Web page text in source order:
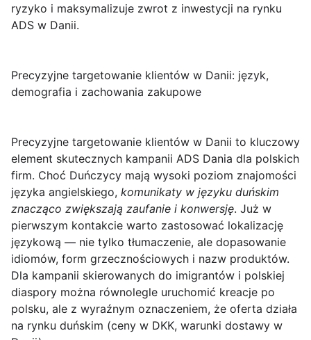
ryzyko i maksymalizuje zwrot z inwestycji na rynku
ADS w Danii.
Precyzyjne targetowanie klientów w Danii: język,
demografia i zachowania zakupowe
Precyzyjne targetowanie klientów w Danii to kluczowy
element skutecznych kampanii ADS Dania dla polskich
firm. Choć Duńczycy mają wysoki poziom znajomości
języka angielskiego, komunikaty w języku duńskim
znacząco zwiększają zaufanie i konwersję. Już w
pierwszym kontakcie warto zastosować lokalizację
językową — nie tylko tłumaczenie, ale dopasowanie
idiomów, form grzecznościowych i nazw produktów.
Dla kampanii skierowanych do imigrantów i polskiej
diaspory można równolegle uruchomić kreacje po
polsku, ale z wyraźnym oznaczeniem, że oferta działa
na rynku duńskim (ceny w DKK, warunki dostawy w